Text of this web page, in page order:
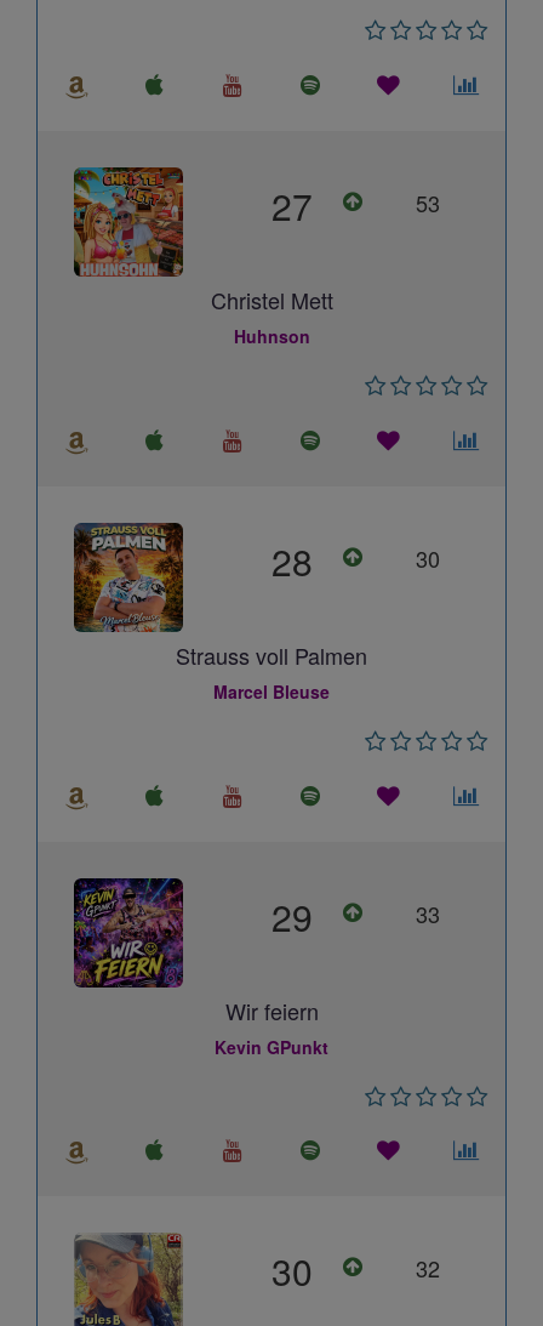
27 53
Christel Mett
Huhnson
28 30
Strauss voll Palmen
Marcel Bleuse
29 33
Wir feiern
Kevin GPunkt
30 32